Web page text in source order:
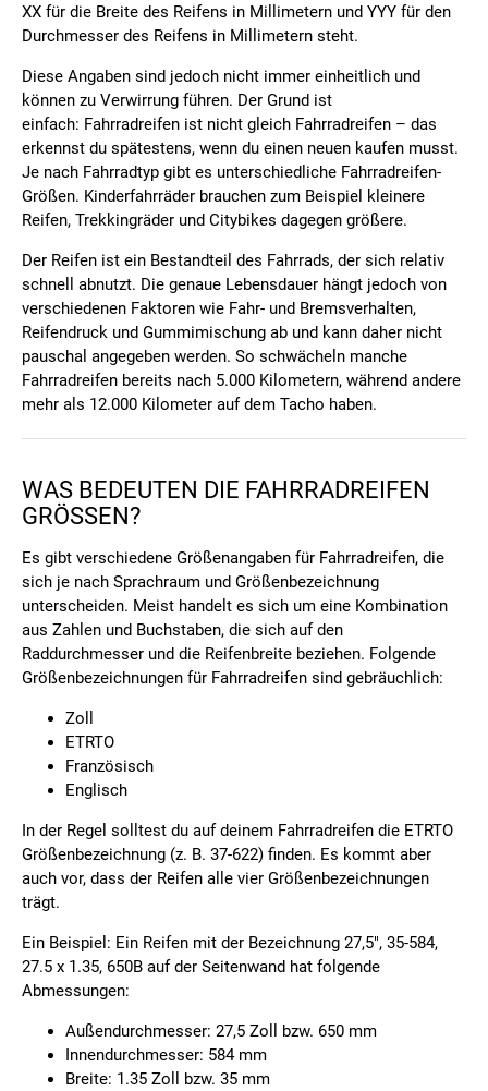
XX für die Breite des Reifens in Millimetern und YYY für den
Durchmesser des Reifens in Millimetern steht.
Diese Angaben sind jedoch nicht immer einheitlich und
können zu Verwirrung führen. Der Grund ist
einfach: Fahrradreifen ist nicht gleich Fahrradreifen – das
erkennst du spätestens, wenn du einen neuen kaufen musst.
Je nach Fahrradtyp gibt es unterschiedliche Fahrradreifen-
Größen. Kinderfahrräder brauchen zum Beispiel kleinere
Reifen, Trekkingräder und Citybikes dagegen größere.
Der Reifen ist ein Bestandteil des Fahrrads, der sich relativ
schnell abnutzt. Die genaue Lebensdauer hängt jedoch von
verschiedenen Faktoren wie Fahr- und Bremsverhalten,
Reifendruck und Gummimischung ab und kann daher nicht
pauschal angegeben werden. So schwächeln manche
Fahrradreifen bereits nach 5.000 Kilometern, während andere
mehr als 12.000 Kilometer auf dem Tacho haben.
WAS BEDEUTEN DIE FAHRRADREIFEN
GRÖSSEN?
Es gibt verschiedene Größenangaben für Fahrradreifen, die
sich je nach Sprachraum und Größenbezeichnung
unterscheiden. Meist handelt es sich um eine Kombination
aus Zahlen und Buchstaben, die sich auf den
Raddurchmesser und die Reifenbreite beziehen. Folgende
Größenbezeichnungen für Fahrradreifen sind gebräuchlich:
Zoll
ETRTO
Französisch
Englisch
In der Regel solltest du auf deinem Fahrradreifen die ETRTO
Größenbezeichnung (z. B. 37-622) finden. Es kommt aber
auch vor, dass der Reifen alle vier Größenbezeichnungen
trägt.
Ein Beispiel: Ein Reifen mit der Bezeichnung 27,5", 35-584,
27.5 x 1.35, 650B auf der Seitenwand hat folgende
Abmessungen:
Außendurchmesser: 27,5 Zoll bzw. 650 mm
Innendurchmesser: 584 mm
Breite: 1.35 Zoll bzw. 35 mm